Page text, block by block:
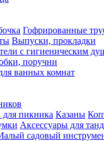
Гофрированные
Выпуски, прокладки
с гигиеническим
поручни
ванных комнат
для пикника Казаны
Аксессуары для
садовый